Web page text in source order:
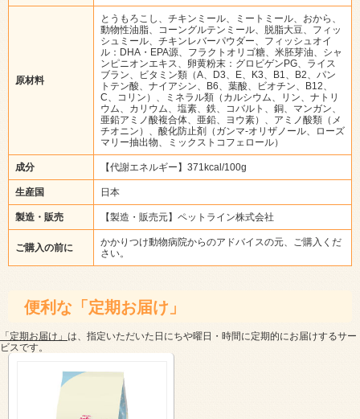
原材料
とうもろこし、チキンミール、ミートミール、おから、
動物性油脂、コーングルテンミール、脱脂大豆、フィッ
シュミール、チキンレバーパウダー、フィッシュオイ
ル：DHA・EPA源、フラクトオリゴ糖、米胚芽油、シャ
ンピニオンエキス、卵黄粉末：グロビゲンPG、ライス
ブラン、ビタミン類（A、D3、E、K3、B1、B2、パン
トテン酸、ナイアシン、B6、葉酸、ビオチン、B12、
C、コリン）、ミネラル類（カルシウム、リン、ナトリ
ウム、カリウム、塩素、鉄、コバルト、銅、マンガン、
亜鉛アミノ酸複合体、亜鉛、ヨウ素）、アミノ酸類（メ
チオニン）、酸化防止剤（ガンマ-オリザノール、ローズ
マリー抽出物、ミックストコフェロール）
成分 【代謝エネルギー】371kcal/100g
生産国 日本
製造・販売 【製造・販売元】ペットライン株式会社
ご購入の前に
かかりつけ動物病院からのアドバイスの元、ご購入くだ
さい。
便利な「定期お届け」
「定期お届け」 は、指定いただいた日にちや曜日・時間に定期的にお届けするサー
ビスです。